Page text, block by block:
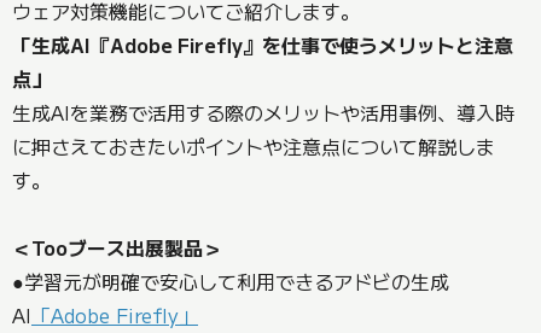
ウェア対策機能についてご紹介します。
「生成AI『Adobe Firefly』を仕事で使うメリットと注意
点」
生成AIを業務で活用する際のメリットや活用事例、導入時
に押さえておきたいポイントや注意点について解説しま
す。
＜Tooブース出展製品＞
●学習元が明確で安心して利用できるアドビの生成
AI 「Adobe Firefly」